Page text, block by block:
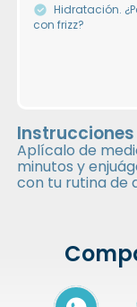
Hidratación.
con frizz?
Aplícalo de
minutos y
con tu rutina de